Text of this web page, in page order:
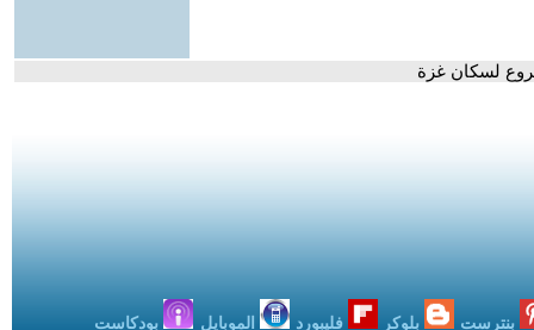
مروع لسكان غزة
بنترست بلوكر فليبورد الموبايل بودكاست